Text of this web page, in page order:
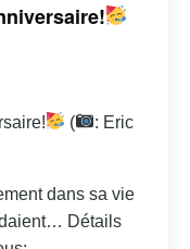
(
: Eric
dans sa vie
Détails